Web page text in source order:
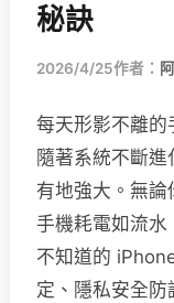
秘訣
2026/4/25作者：
每天形影不離的
隨著系統不斷
有地強大。無
手機耗電如流水
不知道的
定、隱私安全